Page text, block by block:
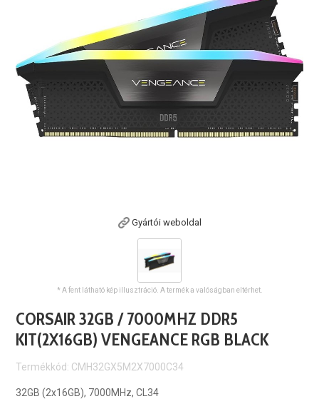
Gyártói weboldal
* A fent látható kép illusztráció. A termék a valóságban eltérhet.
CORSAIR 32GB / 7000MHZ DDR5
KIT(2X16GB) VENGEANCE RGB BLACK
Termékkód: CMH32GX5M2X7000C34
32GB (2x16GB), 7000MHz, CL34